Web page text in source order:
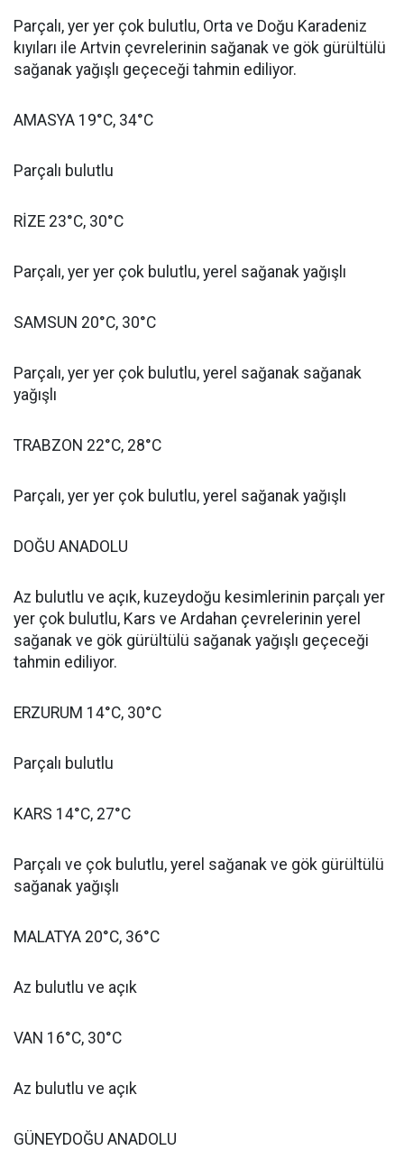
Parçalı, yer yer çok bulutlu, Orta ve Doğu Karadeniz
kıyıları ile Artvin çevrelerinin sağanak ve gök gürültülü
sağanak yağışlı geçeceği tahmin ediliyor.
AMASYA 19°C, 34°C
Parçalı bulutlu
RİZE 23°C, 30°C
Parçalı, yer yer çok bulutlu, yerel sağanak yağışlı
SAMSUN 20°C, 30°C
Parçalı, yer yer çok bulutlu, yerel sağanak sağanak
yağışlı
TRABZON 22°C, 28°C
Parçalı, yer yer çok bulutlu, yerel sağanak yağışlı
DOĞU ANADOLU
Az bulutlu ve açık, kuzeydoğu kesimlerinin parçalı yer
yer çok bulutlu, Kars ve Ardahan çevrelerinin yerel
sağanak ve gök gürültülü sağanak yağışlı geçeceği
tahmin ediliyor.
ERZURUM 14°C, 30°C
Parçalı bulutlu
KARS 14°C, 27°C
Parçalı ve çok bulutlu, yerel sağanak ve gök gürültülü
sağanak yağışlı
MALATYA 20°C, 36°C
Az bulutlu ve açık
VAN 16°C, 30°C
Az bulutlu ve açık
GÜNEYDOĞU ANADOLU